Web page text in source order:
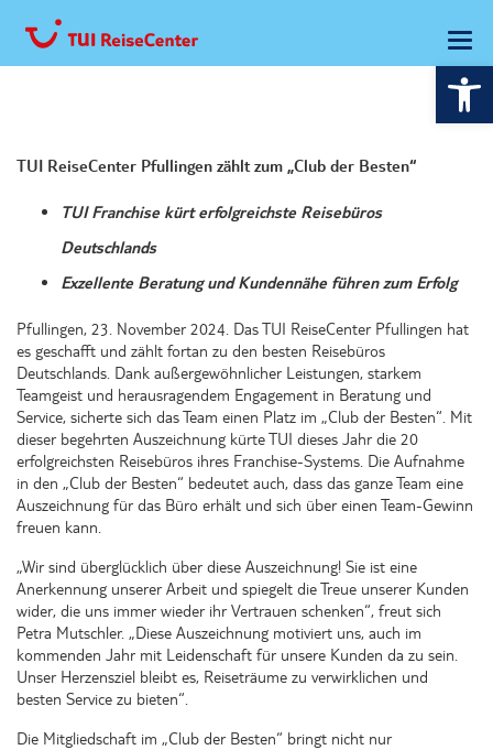
TUI ReiseCenter Pfullingen zählt zum „Club der Besten“
TUI Franchise kürt erfolgreichste Reisebüros
Deutschlands
Exzellente Beratung und Kundennähe führen zum Erfolg
Pfullingen, 23. November 2024. Das TUI ReiseCenter Pfullingen hat
es geschafft und zählt fortan zu den besten Reisebüros
Deutschlands. Dank außergewöhnlicher Leistungen, starkem
Teamgeist und herausragendem Engagement in Beratung und
Service, sicherte sich das Team einen Platz im „Club der Besten“. Mit
dieser begehrten Auszeichnung kürte TUI dieses Jahr die 20
erfolgreichsten Reisebüros ihres Franchise-Systems. Die Aufnahme
in den „Club der Besten“ bedeutet auch, dass das ganze Team eine
Auszeichnung für das Büro erhält und sich über einen Team-Gewinn
freuen kann.
„Wir sind überglücklich über diese Auszeichnung! Sie ist eine
Anerkennung unserer Arbeit und spiegelt die Treue unserer Kunden
wider, die uns immer wieder ihr Vertrauen schenken“, freut sich
Petra Mutschler. „Diese Auszeichnung motiviert uns, auch im
kommenden Jahr mit Leidenschaft für unsere Kunden da zu sein.
Unser Herzensziel bleibt es, Reiseträume zu verwirklichen und
besten Service zu bieten“.
Die Mitgliedschaft im „Club der Besten“ bringt nicht nur